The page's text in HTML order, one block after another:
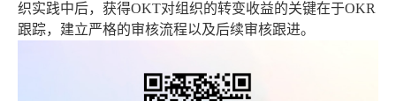
织实践中后，获得OKT对组织的转变收益的关键在于OKR
跟踪，建立严格的审核流程以及后续审核跟进。